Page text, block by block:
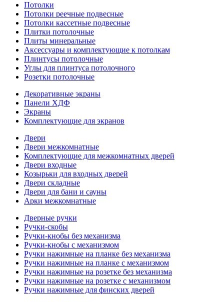
Потолки
Потолки реечные подвесные
Потолки кассетные подвесные
Плитки потолочные
Плиты минеральные
Аксессуары и комплектующие к потолкам
Плинтусы потолочные
Углы для плинтуса потолочного
Розетки потолочные
Декоративные экраны
Панели ХДФ
Экраны
Комплектующие для экранов
Двери
Двери межкомнатные
Комплектующие для межкомнатных дверей
Двери входные
Козырьки для входных дверей
Двери складные
Двери для бани и сауны
Арки межкомнатные
Дверные ручки
Ручки-скобы
Ручки-кнобы без механизма
Ручки-кнобы с механизмом
Ручки нажимные на планке без механизма
Ручки нажимные на планке с механизмом
Ручки нажимные на розетке без механизма
Ручки нажимные на розетке с механизмом
Ручки нажимные для финских дверей